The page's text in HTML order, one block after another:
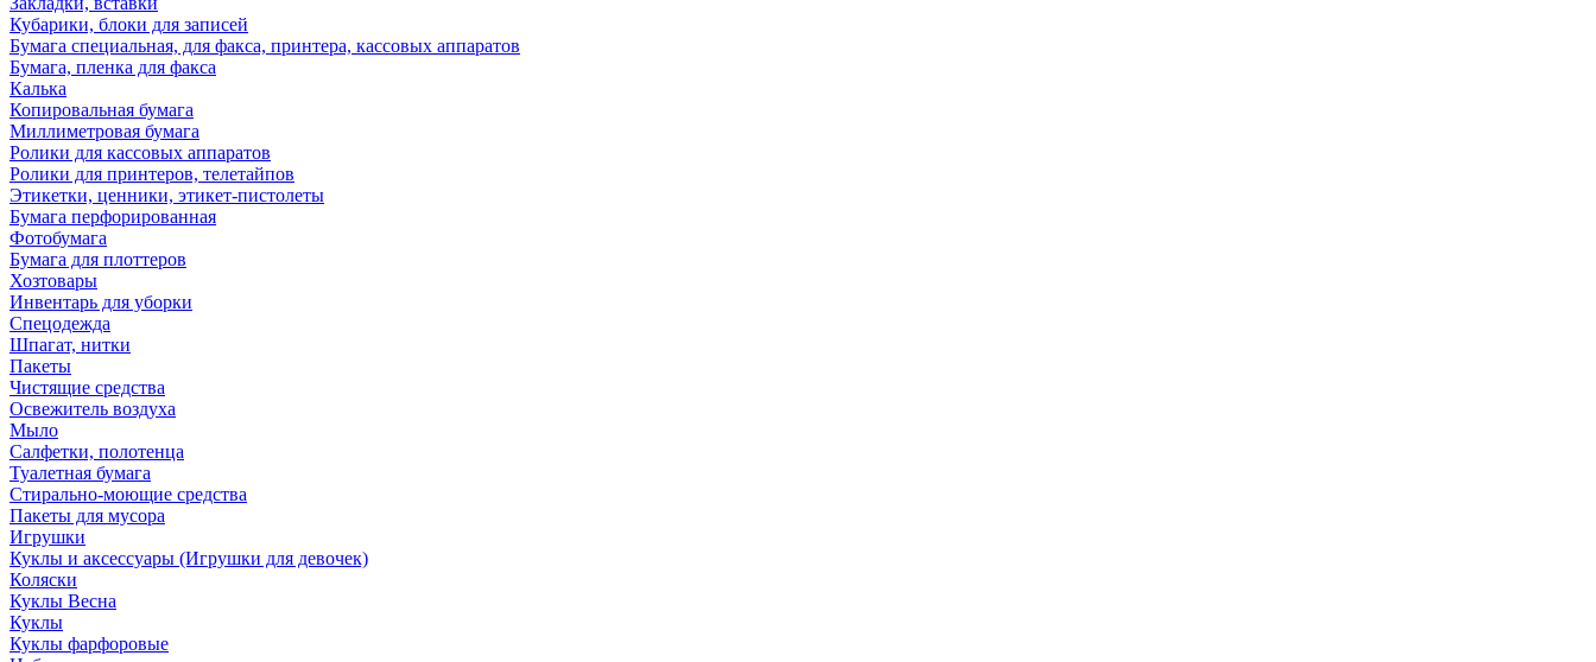
Кубарики, блоки для записей
Бумага специальная, для факса, принтера, кассовых аппаратов
Бумага, пленка для факса
Калька
Копировальная бумага
Миллиметровая бумага
Ролики для кассовых аппаратов
Ролики для принтеров, телетайпов
Этикетки, ценники, этикет-пистолеты
Бумага перфорированная
Фотобумага
Бумага для плоттеров
Хозтовары
Инвентарь для уборки
Спецодежда
Шпагат, нитки
Пакеты
Чистящие средства
Освежитель воздуха
Мыло
Салфетки, полотенца
Туалетная бумага
Стирально-моющие средства
Пакеты для мусора
Игрушки
Куклы и аксессуары (Игрушки для девочек)
Коляски
Куклы Весна
Куклы
Куклы фарфоровые